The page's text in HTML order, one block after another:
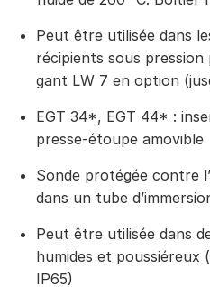
Peut être utilisée dans
récipients sous pression
gant LW 7 en option
EGT 34*, EGT 44* :
presse-étoupe amovible
Sonde protégée contre
dans un tube
Peut être utilisée dans
humides et poussiéreux
IP65)